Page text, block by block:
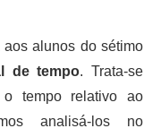
alunos do sétimo
de tempo. Trata-se
o tempo relativo ao
analisá-los no